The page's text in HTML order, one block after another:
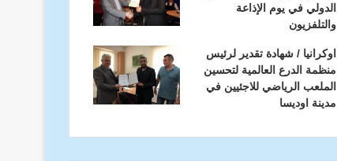
الدولي في يوم الإذاعة
والتلفزيون
اوكرانيا / شهادة تقدير لرئيس
منظمة الدرع العالمية لتحسين
الملعب الرياضي للاجئيين في
مدينة اوديسا